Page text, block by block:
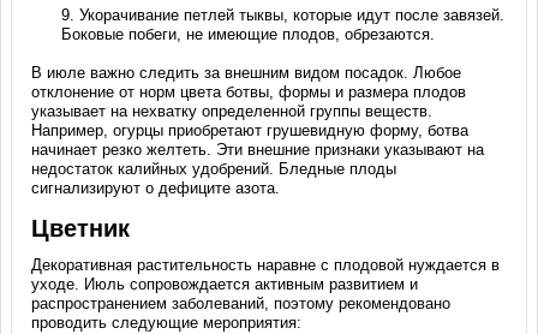
Укорачивание петлей тыквы, которые идут после завязей.
Боковые побеги, не имеющие плодов, обрезаются.
В июле важно следить за внешним видом посадок. Любое
отклонение от норм цвета ботвы, формы и размера плодов
указывает на нехватку определенной группы веществ.
Например, огурцы приобретают грушевидную форму, ботва
начинает резко желтеть. Эти внешние признаки указывают на
недостаток калийных удобрений. Бледные плоды
сигнализируют о дефиците азота.
Цветник
Декоративная растительность наравне с плодовой нуждается в
уходе. Июль сопровождается активным развитием и
распространением заболеваний, поэтому рекомендовано
проводить следующие мероприятия: